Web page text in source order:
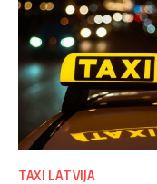
TAXI LATVIJA